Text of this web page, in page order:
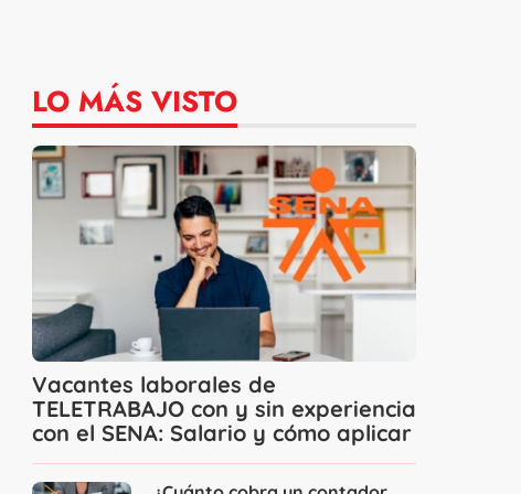
LO MÁS VISTO
Vacantes laborales de
TELETRABAJO con y sin experiencia
con el SENA: Salario y cómo aplicar